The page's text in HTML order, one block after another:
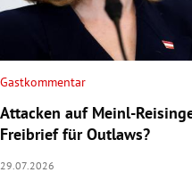
Gastkommentar
Attacken auf Meinl-
Freibrief für Outlaws?
29.07.2026